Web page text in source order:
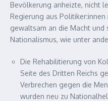
Bevölkerung anheizte, nicht
Regierung aus
gewaltsam an die Macht und
Nationalismus, wie unter
Die Rehabilitierung von
Seite des Dritten Reichs
Verbrechen gegen die
wurden neu zu